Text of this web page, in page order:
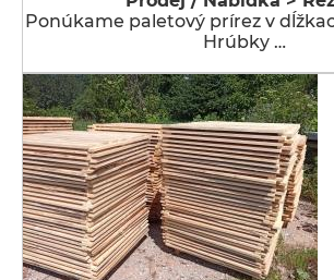
Ponúkame paletový prírez v
Hrúbky …